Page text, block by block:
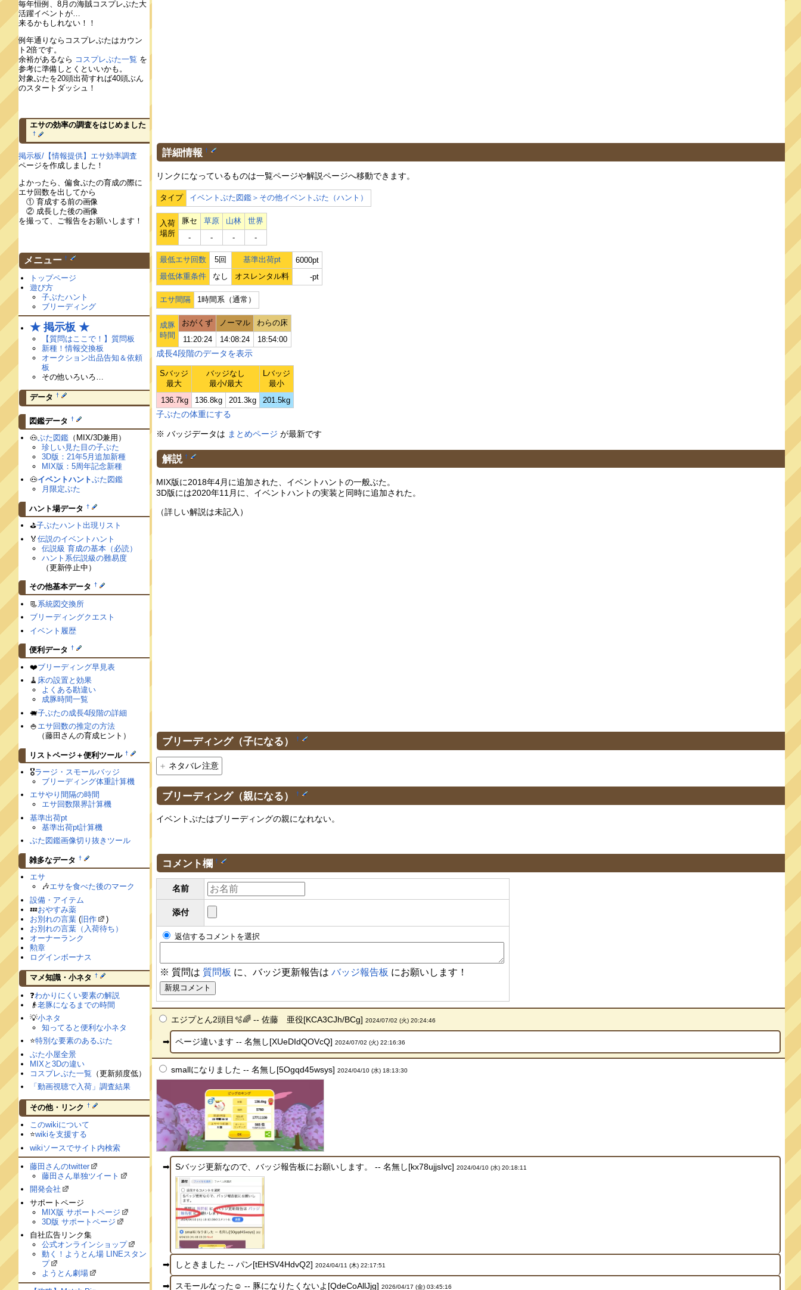
詳細情報 †
リンクになっているものは一覧ページや解説ページへ移動できます。
タイプ イベントぶた図鑑＞その他イベントぶた（ハント）
入荷
場所
豚セ 草原 山林
世界
‐
‐ ‐ ‐
最低エサ回数 5回 基準出荷pt
6000pt
最低体重条件
なし オスレンタル料 -pt
エサ間隔 1時間系（通常）
成豚
時間
おがくず ノーマル
わらの床
11:20:24
14:08:24 18:54:00
成長4段階のデータを表示
Sバッジ
最大
バッジなし
最小/最大
Lバッジ
最小
136.7kg
136.8kg 201.3kg 201.5kg
子ぶたの体重にする
※ バッジデータは まとめページ が最新です
解説 †
MIX版に2018年4月に追加された、イベントハントの一般ぶた。
3D版には2020年11月に、イベントハントの実装と同時に追加された。
（詳しい解説は未記入）
ブリーディング（子になる） †
ネタバレ注意
ブリーディング（親になる） †
イベントぶたはブリーディングの親になれない。
コメント欄 †
名前
添付
返信するコメントを選択
※ 質問は 質問板 に、バッジ更新報告はバッジ報告板 にお願いします！
エジプとん2頭目🫧🌈 -- 佐藤 亜役[KCA3CJh/BCg]2024/07/02 (火) 20:24:46
ページ違います -- 名無し[XUeDIdQOVcQ]2024/07/02 (火) 22:16:36
smallになりました -- 名無し[5Ogqd45wsys]2024/04/10 (水) 18:13:30
Sバッジ更新なので、バッジ報告板にお願いします。 -- 名無し[kx78ujjsIvc]2024/04/10 (水) 20:18:11
しときました -- パン[tEHSV4HdvQ2]2024/04/11 (木) 22:17:51
スモールなった☺︎ -- 豚になりたくないよ[QdeCoAllJjg]2026/04/17 (金) 03:45:16
毎年恒例、8月の海賊コスプレぶた大
活躍イベントが…
来るかもしれない！！
例年通りならコスプレぶたはカウン
ト2倍です。
余裕があるなら コスプレぶた一覧 を
参考に準備しとくといいかも。
対象ぶたを20頭出荷すれば40頭ぶん
のスタートダッシュ！
エサの効率の調査をはじめました
†
掲示板/【情報提供】エサ効率調査
ページを作成しました！
よかったら、偏食ぶたの育成の際に
エサ回数を出してから
① 育成する前の画像
② 成長した後の画像
を撮って、ご報告をお願いします！
メニュー †
トップページ
遊び方
子ぶたハント
ブリーディング
★ 掲示板 ★
【質問はここで！】質問板
新種！情報交換板
オークション出品告知＆依頼
板
その他いろいろ…
データ †
図鑑データ †
🐽ぶた図鑑 （MIX/3D兼用）
珍しい見た目の子ぶた
3D版：21年5月追加新種
MIX版：5周年記念新種
🐽イベントハントぶた図鑑
月限定ぶた
ハント場データ †
⛳️子ぶたハント出現リスト
🏅伝説のイベントハント
伝説級 育成の基本（必読）
ハント系伝説級の難易度
（更新停止中）
その他基本データ †
📃系統図交換所
ブリーディングクエスト
イベント履歴
便利データ †
❤️ブリーディング早見表
🧹 床の設置と効果
よくある勘違い
成豚時間一覧
🐖子ぶたの成長4段階の詳細
🍚 エサ回数の推定の方法
（藤田さんの育成ヒント）
リストページ＋便利ツール †
🎖ラージ・スモールバッジ
ブリーディング体重計算機
エサやり間隔の時間
エサ回数限界計算機
基準出荷pt
基準出荷pt計算機
ぶた図鑑画像切り抜きツール
雑多なデータ †
エサ
🎶エサを食べた後のマーク
設備・アイテム
💤おやすみ薬
お別れの言葉 (旧作
)
お別れの言葉（入荷待ち）
オーナーランク
勲章
ログインボーナス
マメ知識・小ネタ †
❓わかりにくい要素の解説
👴老豚になるまでの時間
💡小ネタ
知ってると便利な小ネタ
⭐️特別な要素のあるぶた
ぶた小屋全景
MIXと3Dの違い
コスプレぶた一覧 （更新頻度低）
「動画視聴で入荷」調査結果
その他・リンク †
このwikiについて
⭐️wikiを支援する
wikiソースでサイト内検索
藤田さんのtwitter
藤田さん単独ツイート
開発会社
サポートページ
MIX版 サポートページ
3D版 サポートページ
自社広告リンク集
公式オンラインショップ
動く！ようとん場 LINEスタン
プ
ようとん劇場